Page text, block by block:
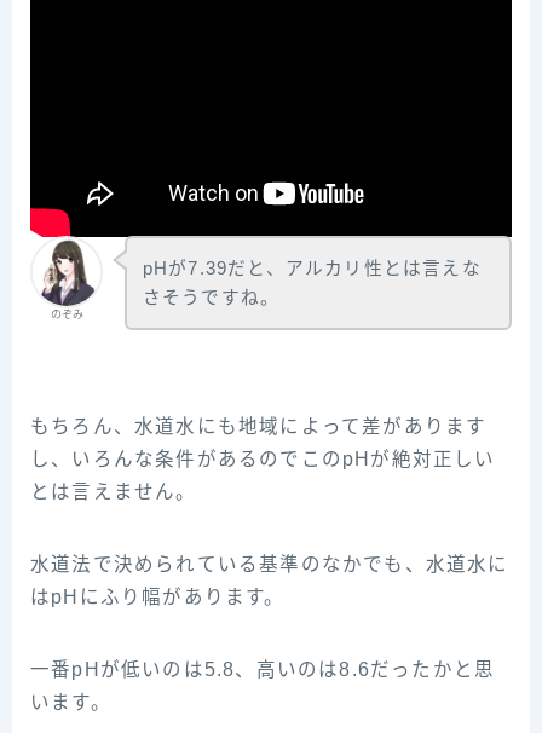
のぞみ
pHが7.39だと、アルカリ性とは言えな
さそうですね。
もちろん、水道水にも地域によって差があります
し、いろんな条件があるのでこのpHが絶対正しい
とは言えません。
水道法で決められている基準のなかでも、水道水に
はpHにふり幅があります。
一番pHが低いのは5.8、高いのは8.6だったかと思
います。